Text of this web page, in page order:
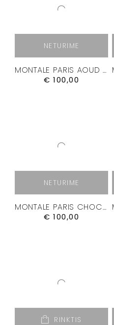
NETURIME
MONTALE PARIS AOUD NIGHT KVEPALAI
€ 100,00
NETURIME
MONTALE PARIS CHOCOLATE GREEDY KVEPALAI
€ 100,00
RINKTIS